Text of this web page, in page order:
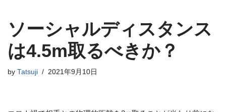
ス
キ
ッ
プ
ソーシャルディスタンス
は4.5m取るべきか？
by Tatsuji 2021年9月10日